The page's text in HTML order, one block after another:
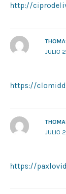
http://
JULIO
https://
JULIO
https://